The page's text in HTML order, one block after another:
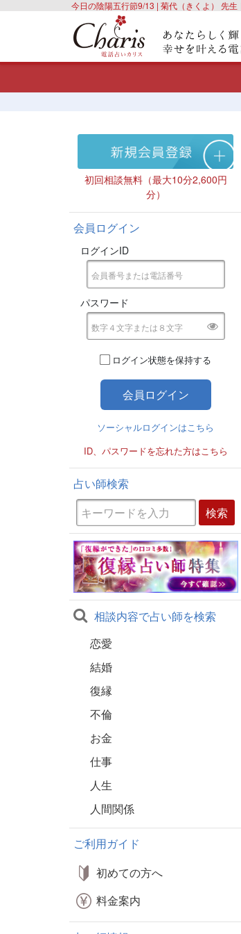
今日の陰陽五行節9/13 | 菊代（きくよ） 先生
初回相談無料（最大10分2,600円
分）
会員ログイン
ログインID
パスワード
ログイン状態を保持する
ソーシャルログインはこちら
ID、パスワードを忘れた方はこちら
占い師検索
相談内容で占い師を検索
恋愛
結婚
復縁
不倫
お金
仕事
人生
人間関係
ご利用ガイド
初めての方へ
料金案内